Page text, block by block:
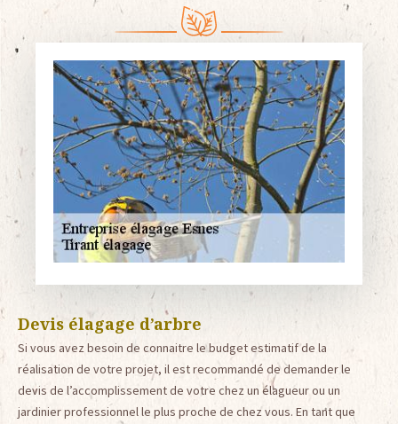
Devis élagage d’arbre
Si vous avez besoin de connaitre le budget estimatif de la
réalisation de votre projet, il est recommandé de demander le
devis de l’accomplissement de votre chez un élagueur ou un
jardinier professionnel le plus proche de chez vous. En tant que